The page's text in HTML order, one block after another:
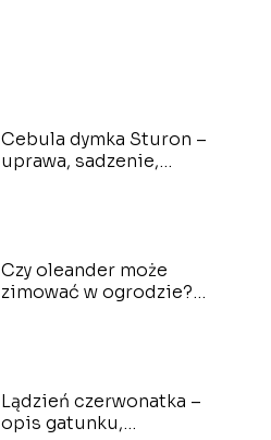
Cebula dymka Sturon –
uprawa, sadzenie,
Czy oleander może
zimować w ogrodzie?
Lądzień czerwonatka –
opis gatunku,